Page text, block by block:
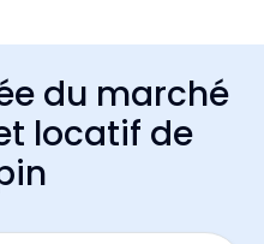
du marché
locatif de